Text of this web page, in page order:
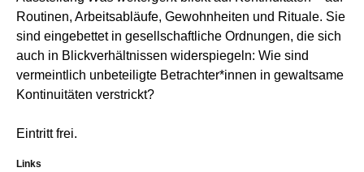
Routinen, Arbeitsabläufe, Gewohnheiten und Rituale. Sie
sind eingebettet in gesellschaftliche Ordnungen, die sich
auch in Blickverhältnissen widerspiegeln: Wie sind
vermeintlich unbeteiligte Betrachter*innen in gewaltsame
Kontinuitäten verstrickt?
Eintritt frei.
Links